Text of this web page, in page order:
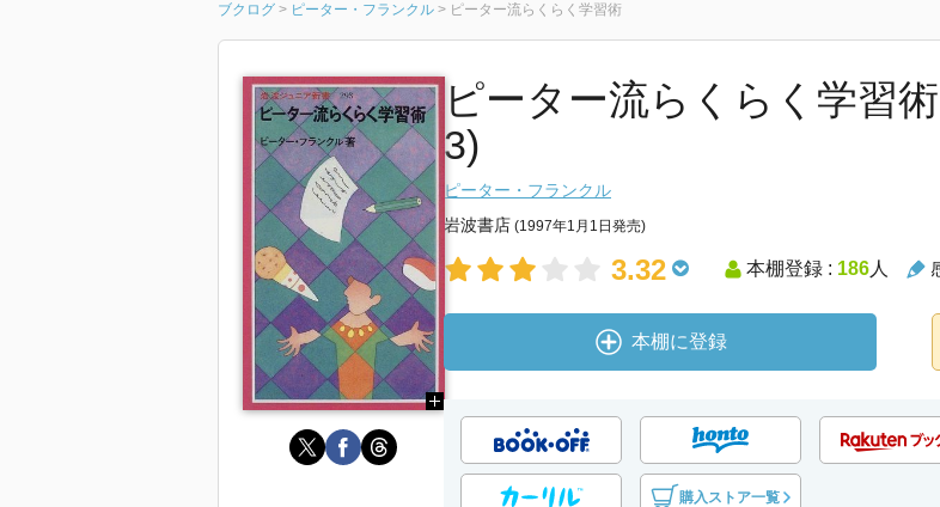
ブクログ > ピーター・フランクル > ピーター流らくらく学習術
ピーター流らくらく学習
3)
ピーター・フランクル
岩波書店 (1997年1月1日発売)
3.32 本棚登録 : 186人
本棚に登録
購入ストア一覧